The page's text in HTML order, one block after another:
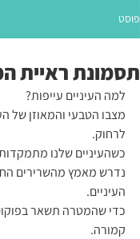
פוסט
תסמונת ראיית
למה העיניים עייפות?
מצבו הטבעי והמאוזן של
לרחוק.
כשהעיניים שלנו
נדרש מאמץ מהשרירים
העיניים.
כדי שהמטרה תשאר
קמורה.